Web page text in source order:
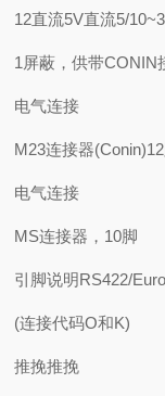
12直流5V直流5/
1屏蔽，供带CONIN
电气连接
M23连接器
电气连接
MS连接器，10脚
引脚说明RS422/
(连接代码O和K)
推挽推挽